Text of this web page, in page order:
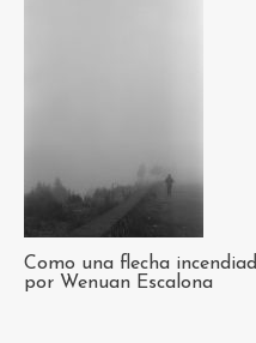
Como una flecha
por Wenuan Escalona